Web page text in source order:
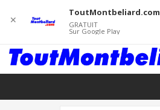
✕
ToutMontbeliard.com
GRATUIT
Sur Google Play